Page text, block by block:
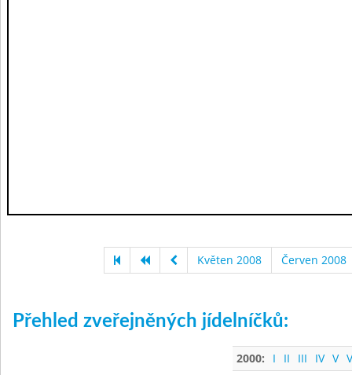
Květen 2008 Červen 2008
Přehled zveřejněných jídelníčků:
2000: I II III IV V